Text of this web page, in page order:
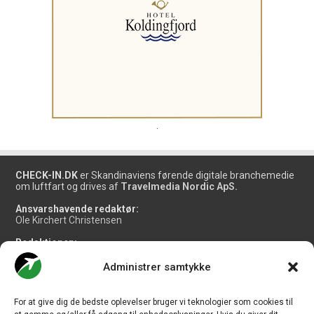
Administrer samtykke
For at give dig de bedste oplevelser bruger vi teknologier som cookies til
CHECK-IN.DK er Skandinaviens førende digitale branchemedie
om luftfart og drives af Travelmedia Nordic ApS.
Ansvarshavende redaktør:
Ole Kirchert Christensen
Redaktionen:
Christian Granhøj Skouboe
Henrik Baumgarten
Danny Longhi Andreasen
Salg og jobannoncer: